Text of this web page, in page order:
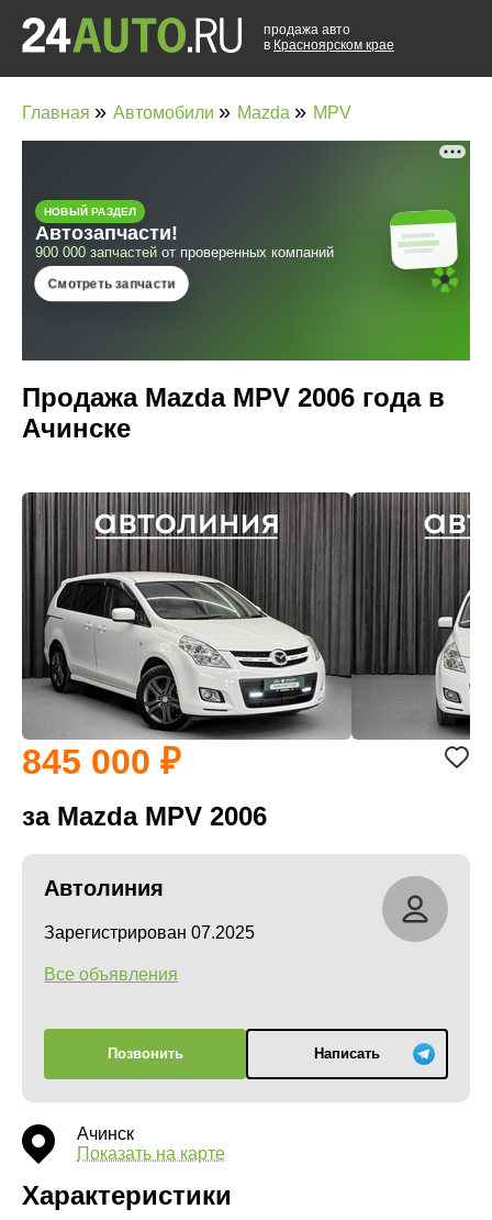
продажа авто
в Красноярском крае
Главная » Автомобили » Mazda » MPV
Продажа Mazda MPV 2006 года в
Ачинске
845 000
за Mazda MPV 2006
Автолиния
Зарегистрирован 07.2025
Все объявления
Позвонить Написать
Ачинск
Показать на карте
Характеристики